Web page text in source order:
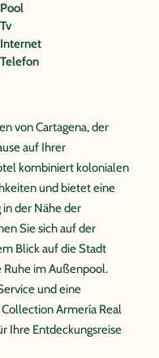
Pool
Tv
Internet
Telefon
von Cartagena, der
auf Ihrer
kombiniert kolonialen
und bietet eine
der Nähe der
Sie sich auf der
Blick auf die Stadt
im Außenpool.
und eine
Armería Real
Ihre Entdeckungsreise